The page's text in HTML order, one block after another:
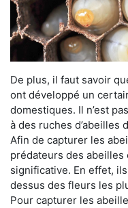
De plus, il faut savoir
ont développé un
domestiques. Il n’est
à des ruches d’abeilles
Afin de capturer les
prédateurs des
significative. En effet,
dessus des fleurs les
Pour capturer les